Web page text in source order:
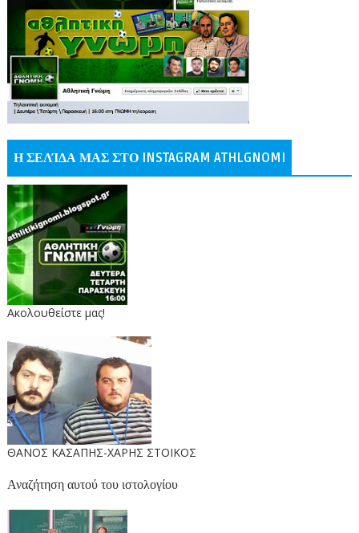
Η ΣΕΛΊΔΑ ΜΑΣ ΣΤΟ INSTAGRAM ATHLGNOMI
Ακολουθείστε μας!
ΘΑΝΟΣ ΚΑΣΑΠΗΣ-ΧΑΡΗΣ ΣΤΟΙΚΟΣ
Αναζήτηση αυτού του ιστολογίου